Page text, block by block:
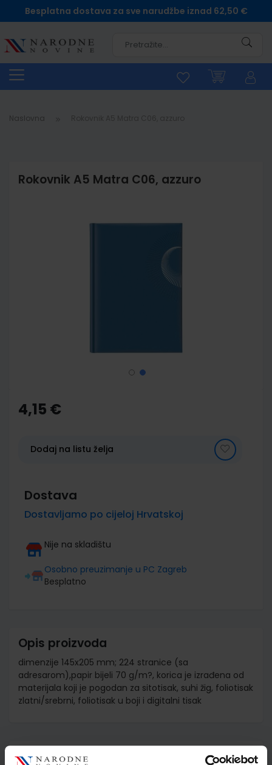
Besplatna dostava za sve narudžbe iznad 62,50 €
Naslovna
Rokovnik A5 Matra C06, azzuro
the
beginning
gallery
4,15 €
Dodaj na listu želja
Dostava
Dostavljamo po cijeloj Hrvatskoj
Nije na skladištu
Osobno preuzimanje u PC Zagreb
Besplatno
Opis proizvoda
dimenzije 145x205 mm; 224 stranice (sa
adresarom),papir bijeli 70 g/m?, korica je izrađena od
materijala koji je pogodan za sitotisak, suhi žig, foliotisak
zlatni/srebrni, foliotisak u boji i digitalni tisak
Detalji proizvoda